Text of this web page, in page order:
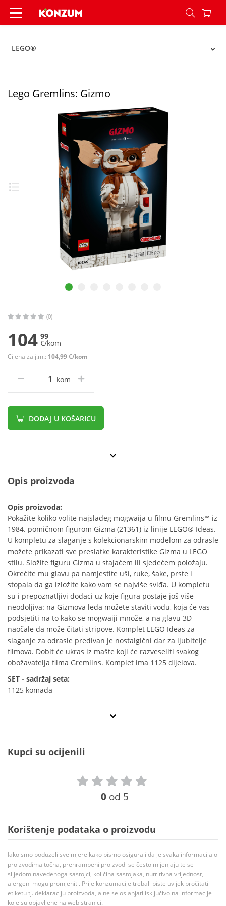
Lego Gremlins: Gizmo - Konzum
LEGO®
Lego Gremlins: Gizmo
(0)
104 99
€/kom
Cijena za j.m.: 104,99 €/kom
kom
DODAJ U KOŠARICU
Opis proizvoda
Opis proizvoda:
Pokažite koliko volite najslađeg mogwaija u filmu Gremlins™ iz
1984. pomičnom figurom Gizma (21361) iz linije LEGO® Ideas.
U kompletu za slaganje s kolekcionarskim modelom za odrasle
možete prikazati sve preslatke karakteristike Gizma u LEGO
stilu. Složite figuru Gizma u stajaćem ili sjedećem položaju.
Okrećite mu glavu pa namjestite uši, ruke, šake, prste i
stopala da ga izložite kako vam se najviše sviđa. U kompletu
su i prepoznatljivi dodaci uz koje figura postaje još više
neodoljiva: na Gizmova leđa možete staviti vodu, koja će vas
podsjetiti na to kako se mogwaiji množe, a na glavu 3D
naočale da može čitati stripove. Komplet LEGO Ideas za
slaganje za odrasle predivan je nostalgični dar za ljubitelje
filmova. Dobit će ukras iz mašte koji će razveseliti svakog
obožavatelja filma Gremlins. Komplet ima 1125 dijelova.
SET - sadržaj seta:
1125 komada
Kupci su ocijenili
0 od 5
Korištenje podataka o proizvodu
Iako smo poduzeli sve mjere kako bismo osigurali da je svaka informacija o
proizvodima točna, prehrambeni proizvodi se često mijenjaju te se
slijedom navedenoga sastojci, količina sastojaka, nutritivna vrijednost,
alergeni mogu promjeniti. Prije konzumacije trebali biste uvijek pročitati
etiketu tj. deklaraciju proizvoda, a ne se oslanjati isključivo na informacije
koje su objavljene na web stranici.